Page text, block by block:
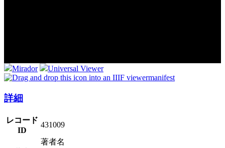
Mirador
Universal Viewer
manifest
詳細
レコード
ID
431009
著者名